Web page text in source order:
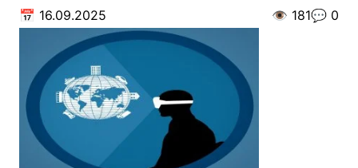
📅 16.09.2025 👁️ 181💬 0